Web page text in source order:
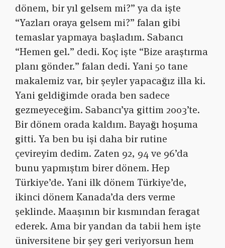
dönem, bir yıl gelsem mi?” ya da işte
“Yazları oraya gelsem mi?” falan gibi
temaslar yapmaya başladım. Sabancı
“Hemen gel.” dedi. Koç işte “Bize araştırma
planı gönder.” falan dedi. Yani 50 tane
makalemiz var, bir şeyler yapacağız illa ki.
Yani geldiğimde orada ben sadece
gezmeyeceğim. Sabancı’ya gittim 2003’te.
Bir dönem orada kaldım. Bayağı hoşuma
gitti. Ya ben bu işi daha bir rutine
çevireyim dedim. Zaten 92, 94 ve 96’da
bunu yapmıştım birer dönem. Hep
Türkiye’de. Yani ilk dönem Türkiye’de,
ikinci dönem Kanada’da ders verme
şeklinde. Maaşının bir kısmından feragat
ederek. Ama bir yandan da tabii hem işte
üniversitene bir şey geri veriyorsun hem